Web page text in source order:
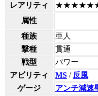
レアリティ
属性
種族
亜人
撃種
貫通
戦型
パワー
アビリティ
MS / 反風
ゲージ
アンチ減速